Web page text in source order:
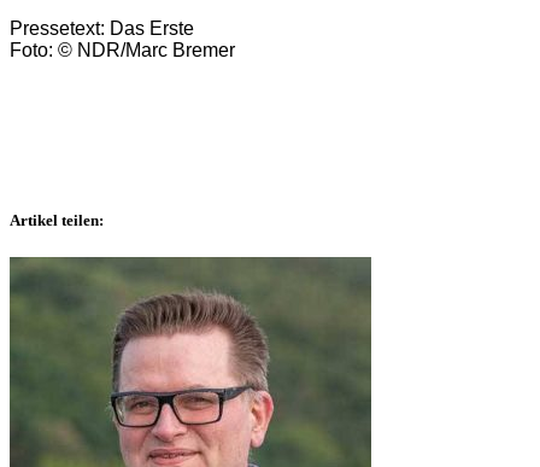
Pressetext: Das Erste
Foto: © NDR/Marc Bremer
Artikel teilen: